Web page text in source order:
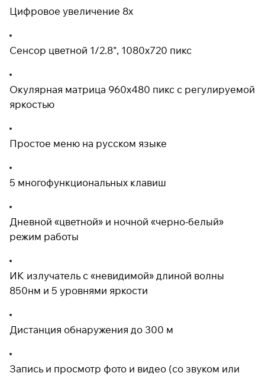
Цифровое увеличение 8х
Сенсор цветной 1/2.8", 1080x720 пикс
Окулярная матрица 960x480 пикс с регулируемой
яркостью
Простое меню на русском языке
5 многофункциональных клавиш
Дневной «цветной» и ночной «черно-белый»
режим работы
ИК излучатель с «невидимой» длиной волны
850нм и 5 уровнями яркости
Дистанция обнаружения до 300 м
Запись и просмотр фото и видео (со звуком или